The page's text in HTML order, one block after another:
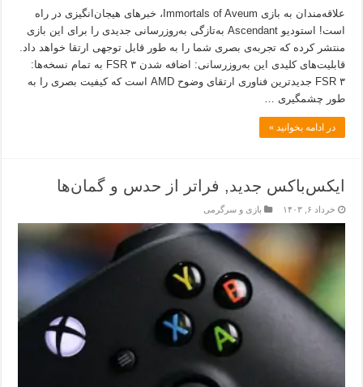
علاقه‌مندان به بازی Immortals of Aveum، خبرهای هیجان‌انگیزی در راه
است! استودیو Ascendant به‌تازگی به‌روزرسانی جدیدی را برای این بازی
منتشر کرده که تجربه‌ی بصری شما را به طور قابل توجهی ارتقا خواهد داد.
قابلیت‌های کلیدی این به‌روزرسانی: اضافه شدن FSR ۳ به تمام نسخه‌ها:
FSR ۳ جدیدترین فناوری ارتقای وضوح AMD است که کیفیت بصری را به
طور چشمگیری …
در ادامه بخوانید »
ایکس‌باکس جدید, فراتر از حدس و گمان‌ها
خرداد ۶, ۱۴۰۳ بازی و سرگرمی